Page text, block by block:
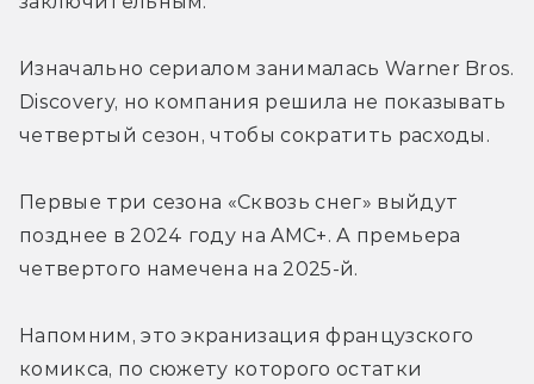
Изначально сериалом занималась Warner Bros.
Discovery, но компания решила не показывать
четвертый сезон, чтобы сократить расходы.
Первые три сезона «Сквозь снег» выйдут
позднее в 2024 году на AMC+. А премьера
четвертого намечена на 2025-й.
Напомним, это экранизация французского
комикса, по сюжету которого остатки